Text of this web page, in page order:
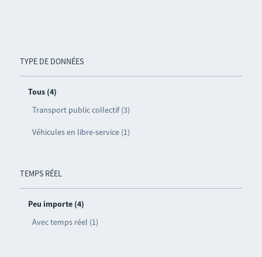
TYPE DE DONNÉES
Tous (4)
Transport public collectif (3)
Véhicules en libre-service (1)
TEMPS RÉEL
Peu importe (4)
Avec temps réel (1)